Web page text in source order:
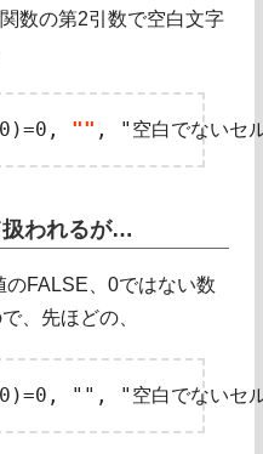
数の第2引数で空白文字
""
われるが…
FALSE、0ではない数
、先ほどの、